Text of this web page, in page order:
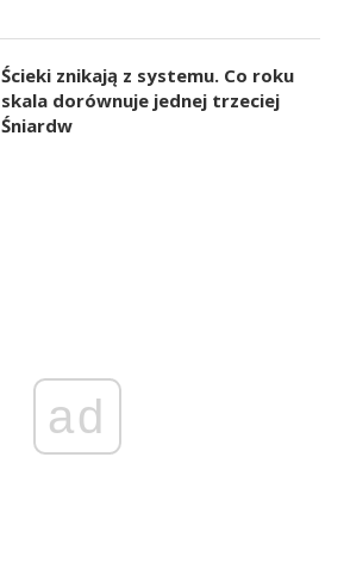
Ścieki znikają z systemu. Co roku
skala dorównuje jednej trzeciej
Śniardw
ad